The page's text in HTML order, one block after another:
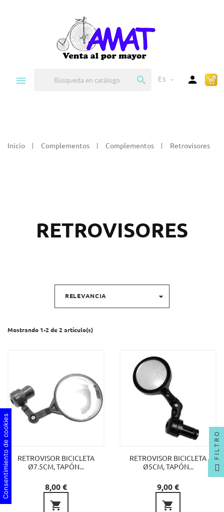
 Es expand_more 
Inicio Complementos Complementos Retrovisores
RETROVISORES
RELEVANCIA 
Mostrando 1-2 de 2 artículo(s)
RETROVISOR BICICLETA
Ø7.5CM, TAPÓN...
Precio
8,00 €

RETROVISOR BICICLETA
Ø5CM, TAPÓN...
Precio
9,00 €

FILTRO
Consentimiento de cookies